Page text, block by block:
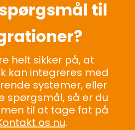
til
helt sikker på, at
kan integreres med
systemer, eller
spørgsmål, så er du
til at tage fat på
os nu.